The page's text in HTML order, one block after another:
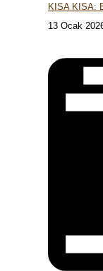
KISA KISA:
13 Ocak